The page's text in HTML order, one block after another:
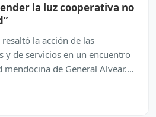
la luz cooperativa no
resaltó la acción de las
y de servicios en un encuentro
mendocina de General Alvear.